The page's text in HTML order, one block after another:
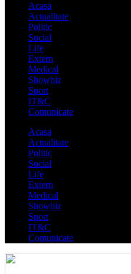
Acasa
Actualitate
Politic
Social
Life
Extern
Medical
Showbiz
Sport
IT&C
Comunicate
Acasa
Actualitate
Politic
Social
Life
Extern
Medical
Showbiz
Sport
IT&C
Comunicate